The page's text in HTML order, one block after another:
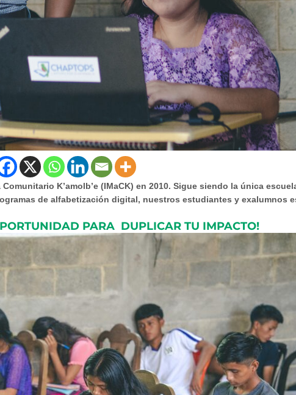
K’amolb’e (IMaCK) en 2010. Sigue siendo la única
de alfabetización digital, nuestros estudiantes y exalumnos
PARA DUPLICAR TU IMPACTO!